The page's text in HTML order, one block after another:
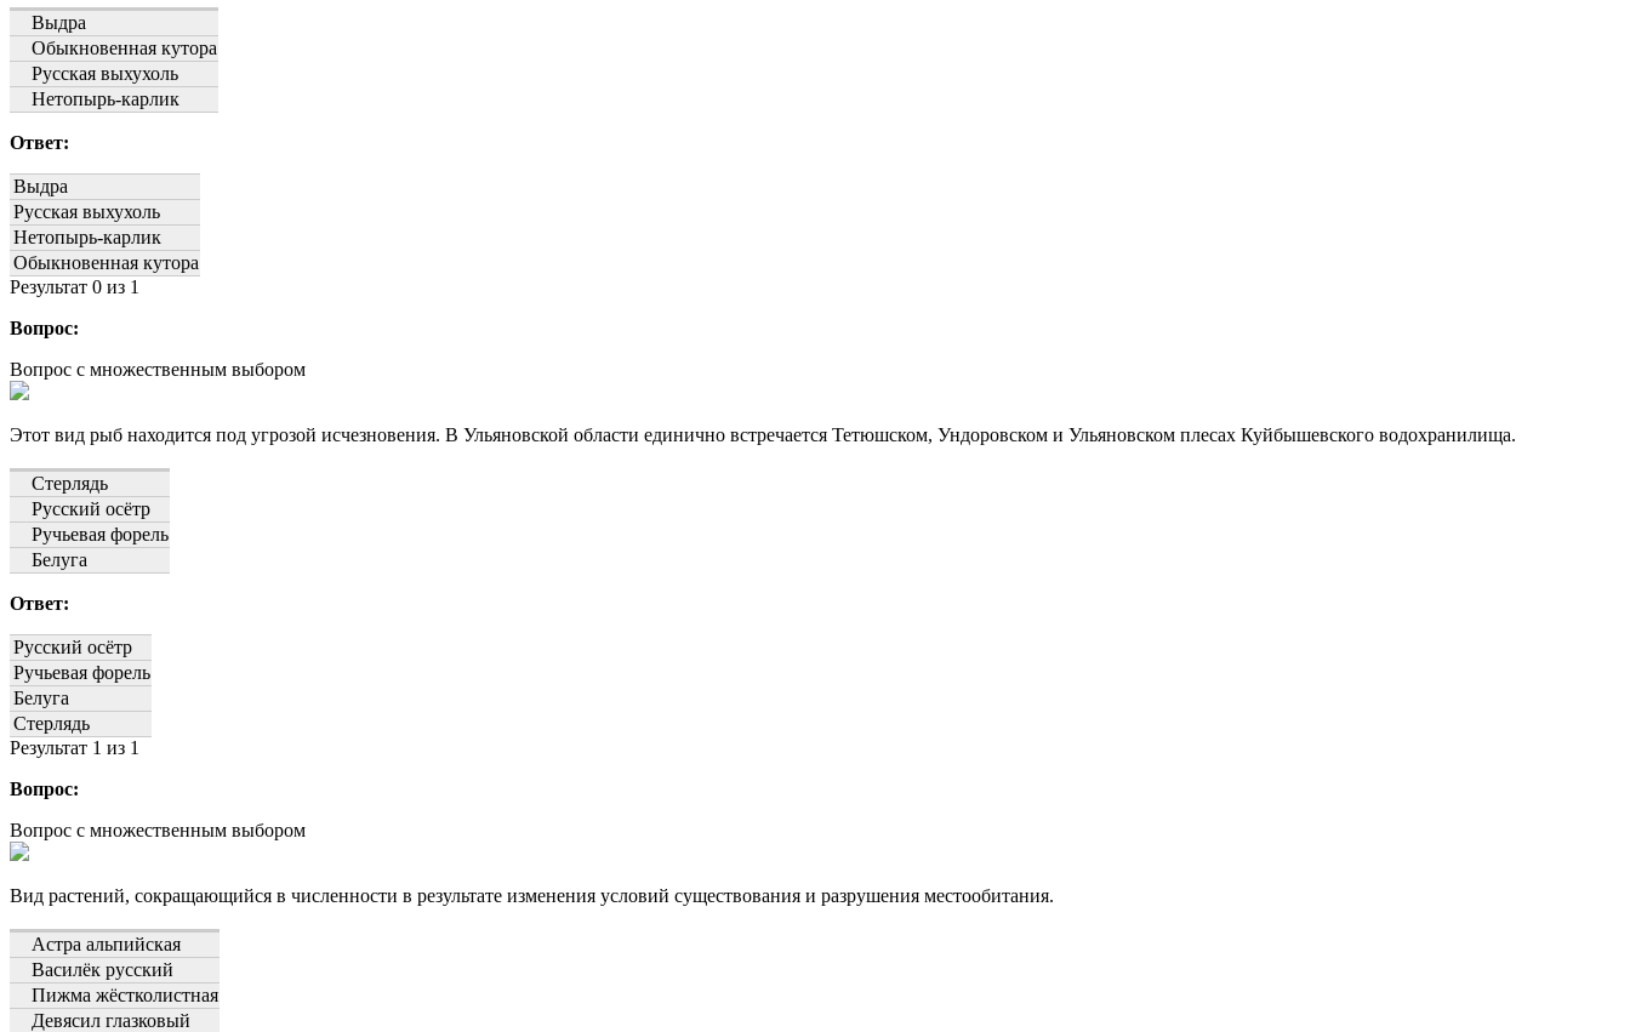
Выдра
Обыкновенная кутора
Русская выхухоль
Нетопырь-карлик
Ответ:
Выдра
Русская выхухоль
Нетопырь-карлик
Обыкновенная кутора
Результат 0 из 1
Вопрос:
Вопрос с множественным выбором
Этот вид рыб находится под угрозой исчезновения. В Ульяновской области единично встречается Тетюшском, Ундоровском и Ульяновском плесах Куйбышевского водохранилища.
Стерлядь
Русский осётр
Ручьевая форель
Белуга
Ответ:
Русский осётр
Ручьевая форель
Белуга
Стерлядь
Результат 1 из 1
Вопрос:
Вопрос с множественным выбором
Вид растений, сокращающийся в численности в результате изменения условий существования и разрушения местообитания.
Астра альпийская
Василёк русский
Пижма жёстколистная
Девясил глазковый